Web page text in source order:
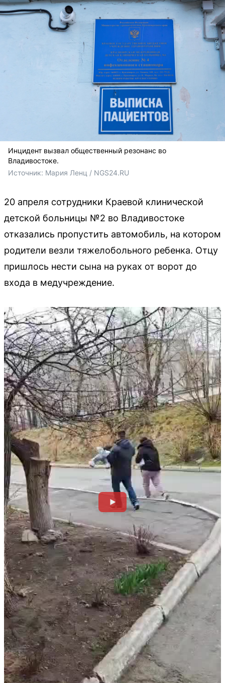
Инцидент вызвал общественный резонанс во
Владивостоке.
Источник: Мария Ленц / NGS24.RU
20 апреля сотрудники Краевой клинической
детской больницы №2 во Владивостоке
отказались пропустить автомобиль, на котором
родители везли тяжелобольного ребенка. Отцу
пришлось нести сына на руках от ворот до
входа в медучреждение.